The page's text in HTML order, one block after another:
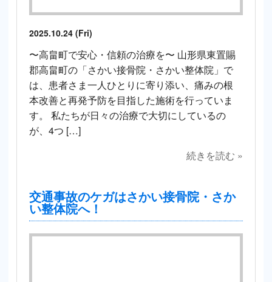
2025.10.24 (Fri)
〜高畠町で安心・信頼の治療を〜 山形県東置賜
郡高畠町の「さかい接骨院・さかい整体院」で
は、患者さま一人ひとりに寄り添い、痛みの根
本改善と再発予防を目指した施術を行っていま
す。 私たちが日々の治療で大切にしているの
が、4つ […]
続きを読む »
交通事故のケガはさかい接骨院・さか
い整体院へ！